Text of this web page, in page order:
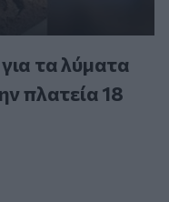
τα λύματα
πλατεία 18